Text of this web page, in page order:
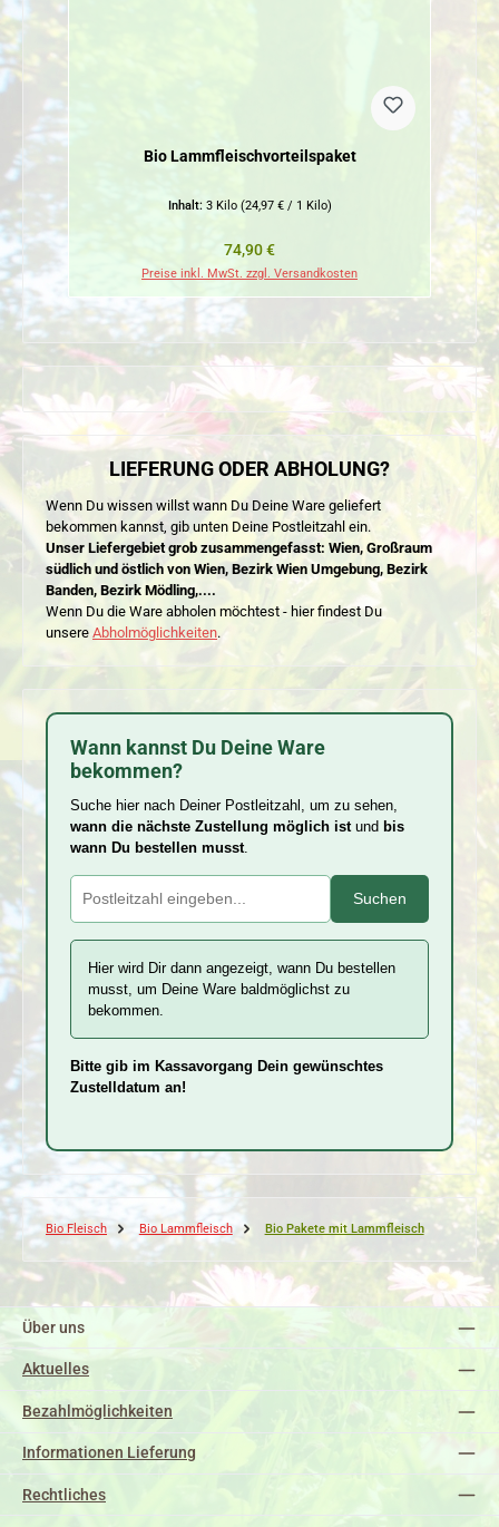
Bio Lammfleischvorteilspaket
Inhalt: 3 Kilo (24,97 € / 1 Kilo)
Regulärer Preis:
74,90 €
Preise inkl. MwSt. zzgl. Versandkosten
LIEFERUNG ODER ABHOLUNG?
Wenn Du wissen willst wann Du Deine Ware geliefert
bekommen kannst, gib unten Deine Postleitzahl ein.
Unser Liefergebiet grob zusammengefasst: Wien, Großraum
südlich und östlich von Wien, Bezirk Wien Umgebung, Bezirk
Banden, Bezirk Mödling,....
Wenn Du die Ware abholen möchtest - hier findest Du
unsere Abholmöglichkeiten.
Wann kannst Du Deine Ware
bekommen?
Suche hier nach Deiner Postleitzahl, um zu sehen,
wann die nächste Zustellung möglich istund bis
wann Du bestellen musst.
Suchen
Hier wird Dir dann angezeigt, wann Du bestellen
musst, um Deine Ware baldmöglichst zu
bekommen.
Bitte gib im Kassavorgang Dein gewünschtes
Zustelldatum an!
Bio Fleisch Bio Lammfleisch Bio Pakete mit Lammfleisch
Über uns
Aktuelles
Bezahlmöglichkeiten
Informationen Lieferung
Rechtliches